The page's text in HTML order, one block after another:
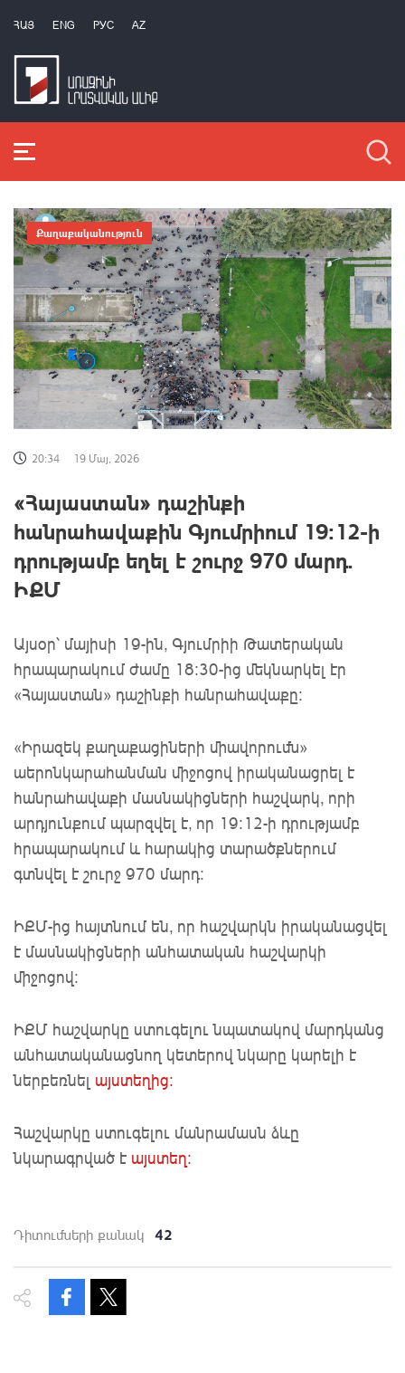
ՀԱՅ ENG РУС AZ
Քաղաքականություն
20:34 19 Մայ, 2026
«Հայաստան» դաշինքի
հանրահավաքին Գյումրիում 19:12-ի
դրությամբ եղել է շուրջ 970 մարդ.
ԻՔՄ
Այսօր՝ մայիսի 19-ին, Գյումրիի Թատերական
հրապարակում ժամը 18:30-ից մեկնարկել էր
«Հայաստան» դաշինքի հանրահավաքը:
«Իրազեկ քաղաքացիների միավորումն»
աերոնկարահանման միջոցով իրականացրել է
հանրահավաքի մասնակիցների հաշվարկ, որի
արդյունքում պարզվել է, որ 19:12-ի դրությամբ
հրապարակում և հարակից տարածքներում
գտնվել է շուրջ 970 մարդ:
ԻՔՄ-ից հայտնում են, որ հաշվարկն իրականացվել
է մասնակիցների անհատական հաշվարկի
միջոցով։
ԻՔՄ հաշվարկը ստուգելու նպատակով մարդկանց
անհատականացնող կետերով նկարը կարելի է
ներբեռնել այստեղից։
Հաշվարկը ստուգելու մանրամասն ձևը
նկարագրված է այստեղ:
Դիտումների քանակ 42